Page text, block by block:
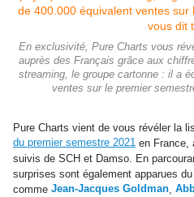
En exclusivité, Pure Charts vous
auprès des Français grâce aux
streaming, le groupe cartonne : il a
ventes sur le premier
Pure Charts vient de vous révéler la
du premier semestre 2021 en France,
suivis de SCH et Damso. En
surprises sont également apparues
comme Jean-Jacques Goldman,